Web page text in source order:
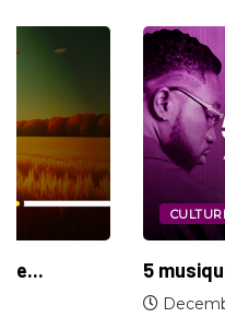
CULTURE MUSIQUE
5 musiques à écouter
December 17, 2023